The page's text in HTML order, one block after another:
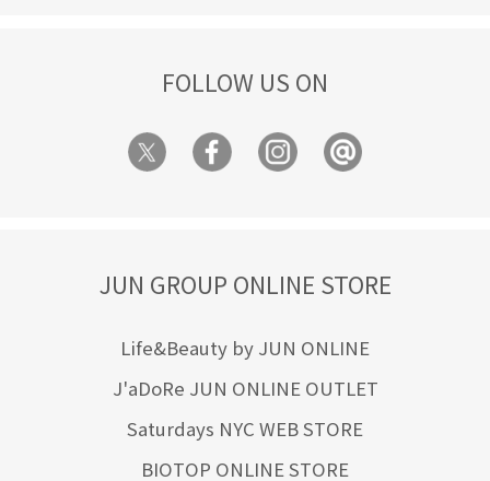
FOLLOW US ON
JUN GROUP ONLINE STORE
Life&Beauty by JUN ONLINE
J'aDoRe JUN ONLINE OUTLET
Saturdays NYC WEB STORE
BIOTOP ONLINE STORE